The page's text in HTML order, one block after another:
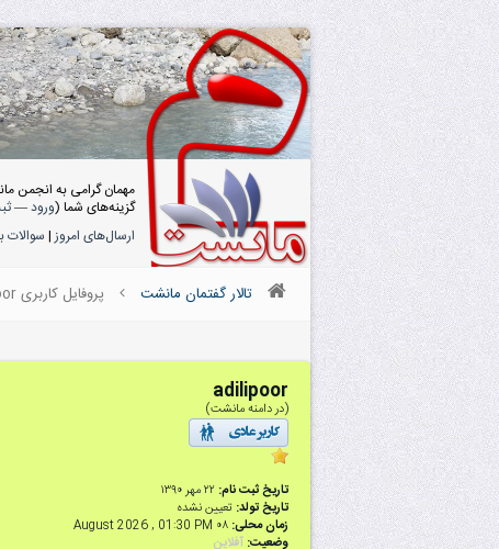
مهمان گرامی به انجمن
گزینه‌های شما (ورود—
ارسال‌های امروز| سوالات
تالار گفتمان مانشت پروفایل کاربری adilipoor
adilipoor
(در دامنه مانشت)
تاریخ ثبت نام: ۲۲ مهر ۱۳۹۰
تاریخ تولد: تعیین نشده
زمان محلی: ۰۸ August 2026 , 01:30 PM
وضعیت: آفلاین